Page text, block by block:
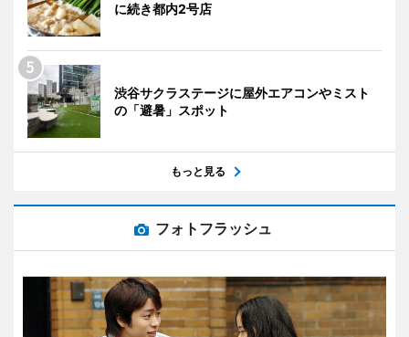
に続き都内2号店
渋谷サクラステージに屋外エアコンやミスト
の「避暑」スポット
もっと見る
フォトフラッシュ